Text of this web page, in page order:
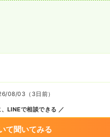
08/03（3日前）
LINEで相談できる
て聞いてみる